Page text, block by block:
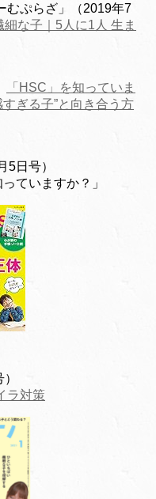
むぷらざ」（2019年7
な子｜5人に1人 生ま
「HSC」を知っていま
ぎる子”と向き合う方
5日号）
ていますか？」
ラ対策